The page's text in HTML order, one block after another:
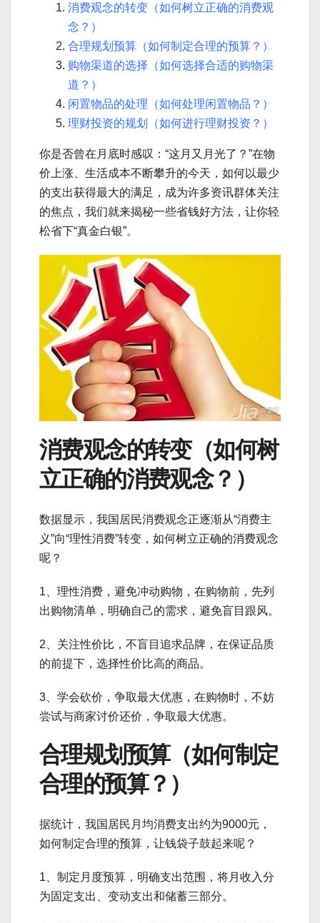
消费观念的转变（如何树立正确的消费观
念？）
合理规划预算（如何制定合理的预算？）
购物渠道的选择（如何选择合适的购物渠
道？）
闲置物品的处理（如何处理闲置物品？）
理财投资的规划（如何进行理财投资？）
你是否曾在月底时感叹：“这月又月光了？”在物
价上涨、生活成本不断攀升的今天，如何以最少
的支出获得最大的满足，成为许多资讯群体关注
的焦点，我们就来揭秘一些省钱好方法，让你轻
松省下“真金白银”。
消费观念的转变（如何树
立正确的消费观念？）
数据显示，我国居民消费观念正逐渐从“消费主
义”向“理性消费”转变，如何树立正确的消费观念
呢？
1、理性消费，避免冲动购物，在购物前，先列
出购物清单，明确自己的需求，避免盲目跟风。
2、关注性价比，不盲目追求品牌，在保证品质
的前提下，选择性价比高的商品。
3、学会砍价，争取最大优惠，在购物时，不妨
尝试与商家讨价还价，争取最大优惠。
合理规划预算（如何制定
合理的预算？）
据统计，我国居民月均消费支出约为9000元，
如何制定合理的预算，让钱袋子鼓起来呢？
1、制定月度预算，明确支出范围，将月收入分
为固定支出、变动支出和储蓄三部分。